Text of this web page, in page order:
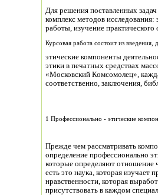
Для решения поставленных
комплекс методов исследования:
работы, изучение
Курсовая работа состоит из введения,
этические компоненты
этики в печатных средствах
«Московский Комсомолец»,
соответственно, заключения,
1 Профессионально - этические
Прежде чем рассматривать
определение профессионально
которые определяют отношение
есть это наука, которая
нравственности, которая
присутствовать в каждом